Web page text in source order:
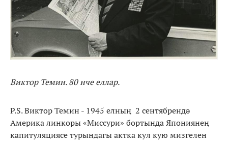
Виктор Темин. 80 нче еллар.
P.S. Виктор Темин - 1945 елның 2 сентябрендә
Америка линкоры «Миссури» бортында Япониянең
капитуляциясе турындагы актка кул кую мизгелен